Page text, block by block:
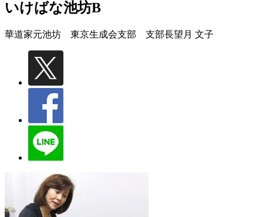
いけばな池坊B
華道家元池坊 東京生成会支部 支部長望月 文子